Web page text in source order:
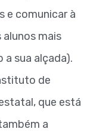
e comunicar à
mais
a sua alçada).
de
que está
a